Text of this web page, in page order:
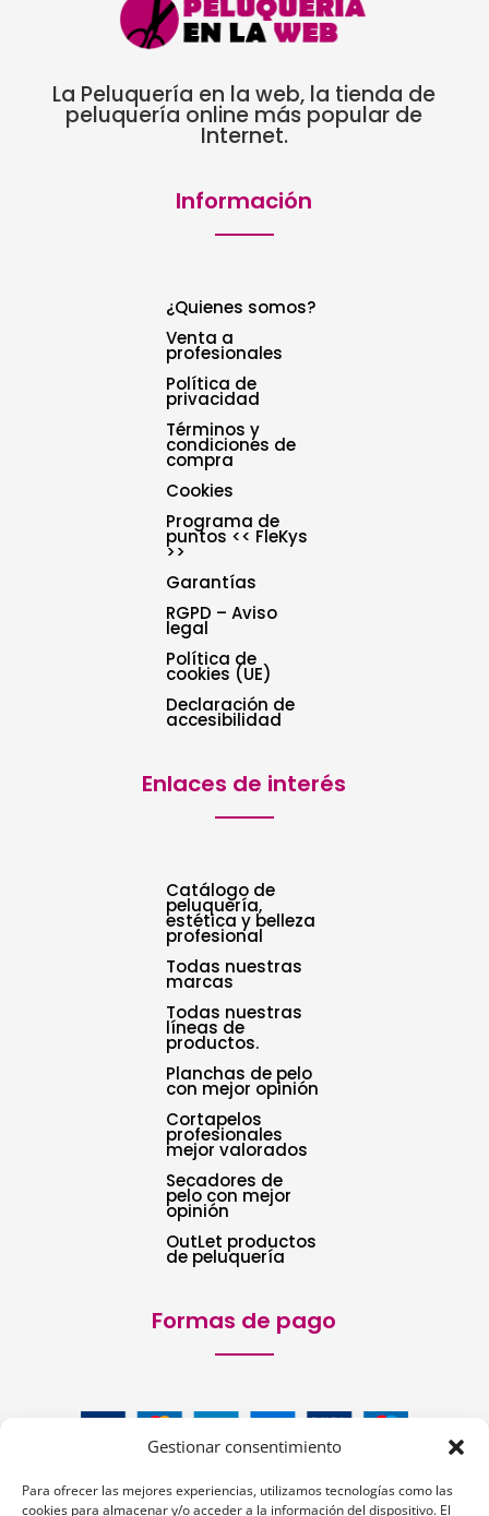
Gestionar consentimiento
Para ofrecer las mejores experiencias, utilizamos tecnologías como las
cookies para almacenar y/o acceder a la información del dispositivo. El
La Peluquería en la web, la tienda de
peluquería online más popular de
Internet.
Información
¿Quienes somos?
Venta a
profesionales
Política de
privacidad
Términos y
condiciones de
compra
Cookies
Programa de
puntos << FleKys
>>
Garantías
RGPD – Aviso
legal
Política de
cookies (UE)
Declaración de
accesibilidad
Enlaces de interés
Catálogo de
peluquería,
estética y belleza
profesional
Todas nuestras
marcas
Todas nuestras
líneas de
productos.
Planchas de pelo
con mejor opinión
Cortapelos
profesionales
mejor valorados
Secadores de
pelo con mejor
opinión
OutLet productos
de peluquería
Formas de pago